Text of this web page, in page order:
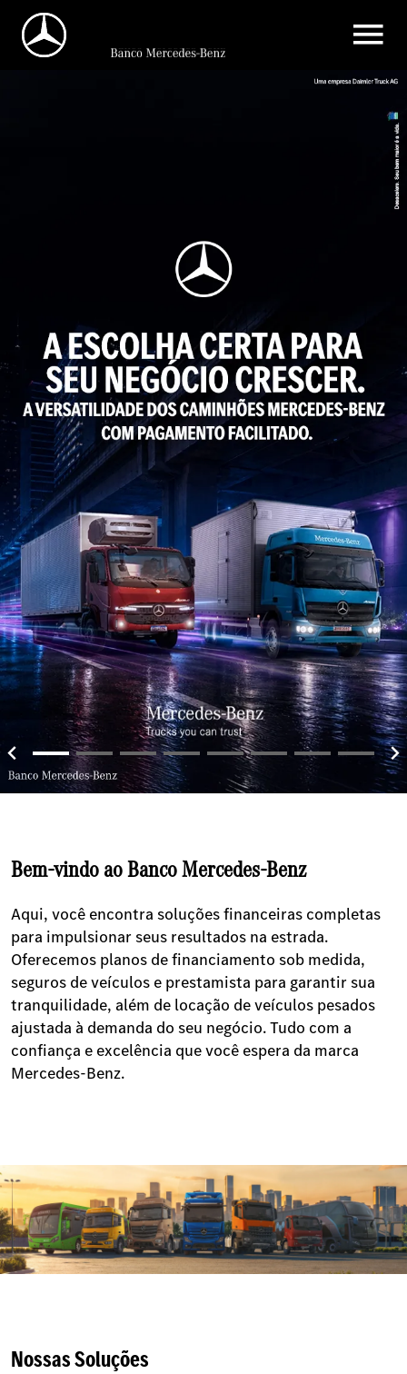
Bem-vindo ao Banco Mercedes-Benz
Aqui, você encontra soluções financeiras completas
para impulsionar seus resultados na estrada.
Oferecemos planos de financiamento sob medida,
seguros de veículos e prestamista para garantir sua
tranquilidade, além de locação de veículos pesados
ajustada à demanda do seu negócio. Tudo com a
confiança e excelência que você espera da marca
Mercedes-Benz.
Nossas Soluções